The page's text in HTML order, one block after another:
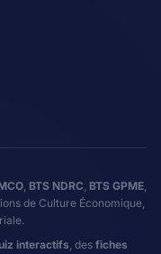
, BTS NDRC, BTS GPME,
de Culture Économique,
interactifs, des fiches